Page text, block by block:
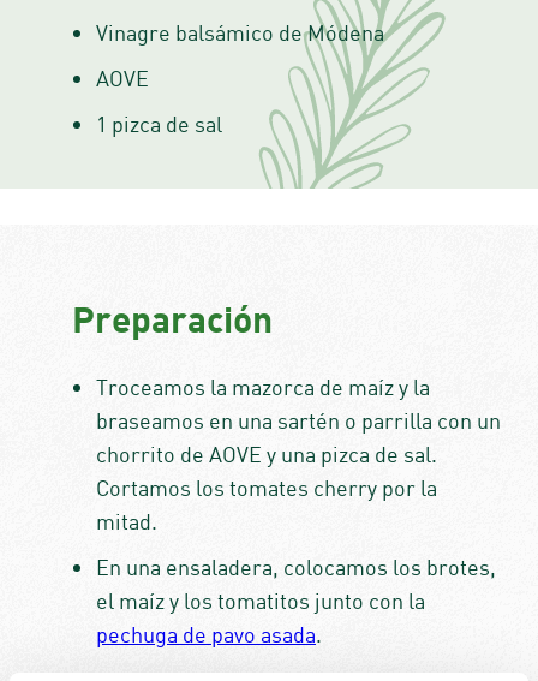
Vinagre balsámico de Módena
AOVE
1 pizca de sal
Preparación
Troceamos la mazorca de maíz y la
braseamos en una sartén o parrilla con un
chorrito de AOVE y una pizca de sal.
Cortamos los tomates cherry por la
mitad.
En una ensaladera, colocamos los brotes,
el maíz y los tomatitos junto con la
pechuga de pavo asada.